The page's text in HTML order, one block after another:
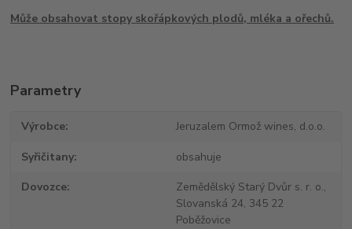
Může obsahovat stopy skořápkových plodů, mléka a ořechů.
Parametry
Výrobce Jeruzalem Ormož wines, d.o.o.
Syřičitany obsahuje
Dovozce
Zemědělský Starý Dvůr s. r. o.,
Slovanská 24, 345 22
Poběžovice